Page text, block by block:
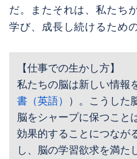
だ。またそれは、私たち
学び、成長し続けるため
【仕事での生かし方】
私たちの脳は新しい情報
書（英語） ）。こうした
脳をシャープに保つこと
効果的することにつなが
し、脳の学習欲求を満た